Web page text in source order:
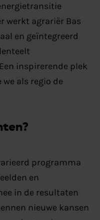
werkt agrariër Bas
en geïntegreerd
inspirerende plek
als regio de
programma
en
in de resultaten
nieuwe kansen